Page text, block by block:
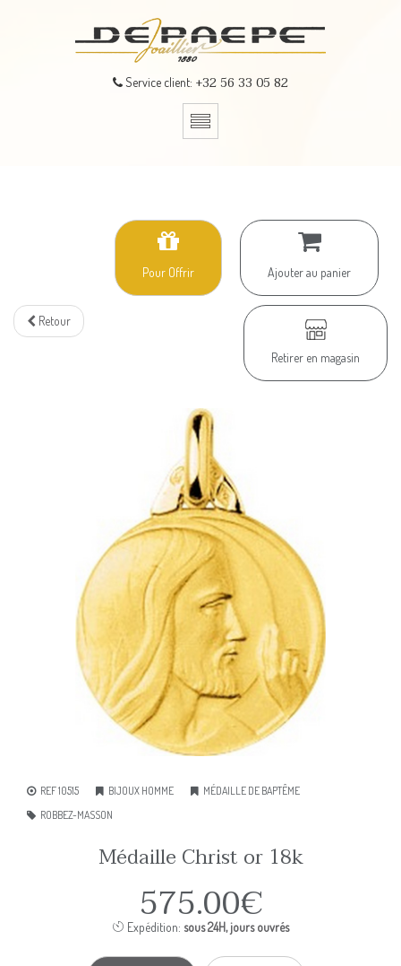
Service client: +32 56 33 05 82
Ajouter au panier
Pour Offrir
Retirer en magasin
Retour
REF 10515 BIJOUX HOMME
MÉDAILLE DE BAPTÊME
ROBBEZ-MASSON
Médaille Christ or 18k
575.00€
Expédition: sous 24H, jours ouvrés